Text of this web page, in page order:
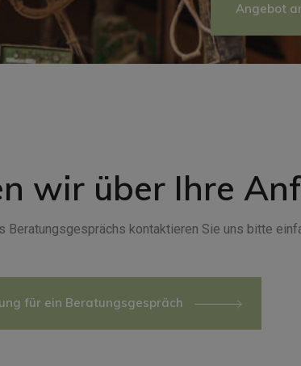
Angebot
wir über Ihre
Beratungsgesprächs kontaktieren Sie uns bitte
für ein Beratungsgespräch